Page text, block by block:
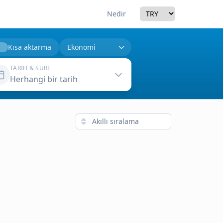
Nedir Currency
Kısa aktarma
TARIH & SÜRE
Herhangi bir tarih